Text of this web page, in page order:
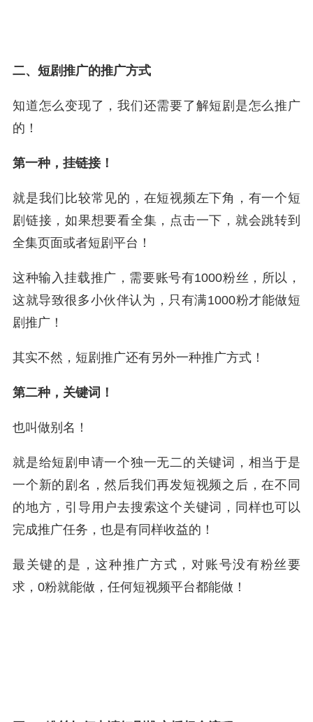
二、短剧推广的推广方式
知道怎么变现了，我们还需要了解短剧是怎么推广
的！
第一种，挂链接！
就是我们比较常见的，在短视频左下角，有一个短
剧链接，如果想要看全集，点击一下，就会跳转到
全集页面或者短剧平台！
这种输入挂载推广，需要账号有1000粉丝，所以，
这就导致很多小伙伴认为，只有满1000粉才能做短
剧推广！
其实不然，短剧推广还有另外一种推广方式！
第二种，关键词！
也叫做别名！
就是给短剧申请一个独一无二的关键词，相当于是
一个新的剧名，然后我们再发短视频之后，在不同
的地方，引导用户去搜索这个关键词，同样也可以
完成推广任务，也是有同样收益的！
最关键的是，这种推广方式，对账号没有粉丝要
求，0粉就能做，任何短视频平台都能做！